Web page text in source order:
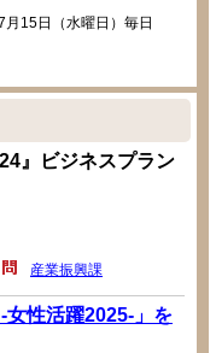
15日（水曜日）毎日
』ビジネスプラン
産業振興課
女性活躍2025-」を